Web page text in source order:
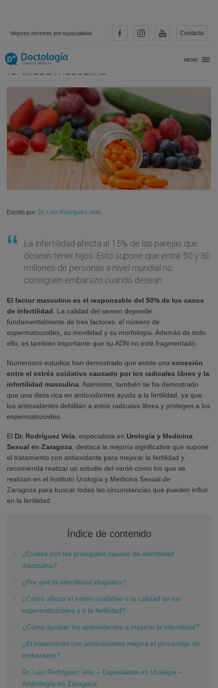
Mejores doctores por especialidad Contacto
MENU
Los antioxidantes pueden mejorar la
fertilidad masculina
Escrito por: Dr. Luis Rodríguez-Vela
La infertilidad afecta al 15% de las parejas que
desean tener hijos. Esto supone que entre 50 y 80
millones de personas a nivel mundial no
consiguen embarazo cuando desean.
El factor masculino es el responsable del 50% de los casos
de infertilidad . La calidad del semen depende
fundamentalmente de tres factores: el número de
espermatozoides, su movilidad y su morfología. Además de todo
ello, es también importante que su ADN no esté fragmentado.
Numerosos estudios han demostrado que existe una conexión
entre el estrés oxidativo causado por los radicales libres y la
infertilidad masculina . Asimismo, también se ha demostrado
que una dieta rica en antioxidantes ayuda a la fertilidad, ya que
los antioxidantes debilitan a estos radicales libres y protegen a los
espermatozoides.
El Dr. Rodríguez Vela , especialista en Urología y Medicina
Sexual en Zaragoza , destaca la mejoría significativa que supone
el tratamiento con antioxidante para mejorar la fertilidad y
recomienda realizar un estudio del varón como los que se
realizan en el Instituto Urología y Medicina Sexual de
Zaragoza para buscar todas las circunstancias que pueden influir
en la fertilidad.
Índice de contenido
¿Cuáles son las principales causas de infertilidad
masculina?
¿Por qué la infertilidad idiopática?
¿Cómo afecta el estrés oxidativo a la calidad de los
espermatozoides y a la fertilidad?
¿Cómo ayudan los antioxidantes a mejorar la infertilidad?
¿El tratamiento con antioxidantes mejora el porcentaje de
embarazos?
Dr. Luis Rodríguez Vela – Especialista en Urología –
Andrología en Zaragoza